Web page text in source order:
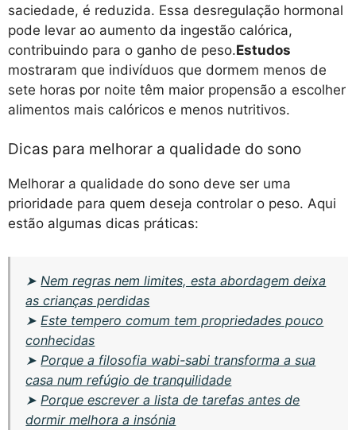
saciedade, é reduzida. Essa desregulação hormonal
pode levar ao aumento da ingestão calórica,
contribuindo para o ganho de peso.Estudos
mostraram que indivíduos que dormem menos de
sete horas por noite têm maior propensão a escolher
alimentos mais calóricos e menos nutritivos.
Dicas para melhorar a qualidade do sono
Melhorar a qualidade do sono deve ser uma
prioridade para quem deseja controlar o peso. Aqui
estão algumas dicas práticas:
➤ Nem regras nem limites, esta abordagem deixa
as crianças perdidas
➤ Este tempero comum tem propriedades pouco
conhecidas
➤ Porque a filosofia wabi-sabi transforma a sua
casa num refúgio de tranquilidade
➤ Porque escrever a lista de tarefas antes de
dormir melhora a insónia